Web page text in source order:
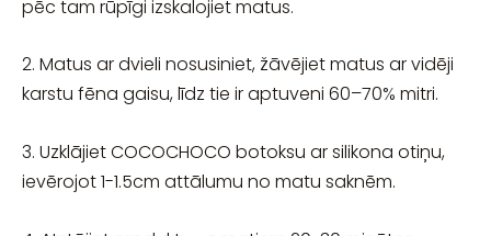
pēc tam rūpīgi izskalojiet matus.
2. Matus ar dvieli nosusiniet, žāvējiet matus ar vidēji
karstu fēna gaisu, līdz tie ir aptuveni 60–70% mitri.
3. Uzklājiet COCOCHOCO botoksu ar silikona otiņu,
ievērojot 1-1.5cm attālumu no matu saknēm.